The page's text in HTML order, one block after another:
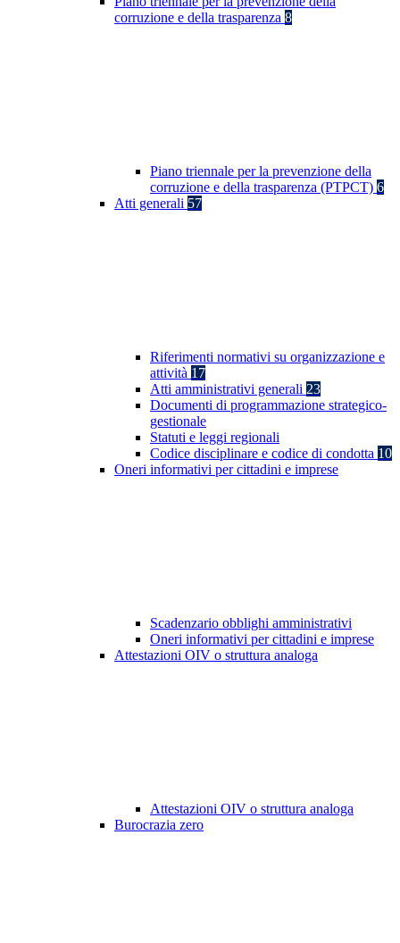
corruzione e della trasparenza 8
Piano triennale per la prevenzione della
corruzione e della trasparenza (PTPCT) 6
Atti generali 57
Riferimenti normativi su organizzazione e
attività 17
Atti amministrativi generali 23
Documenti di programmazione strategico-
gestionale
Statuti e leggi regionali
Codice disciplinare e codice di condotta 10
Oneri informativi per cittadini e imprese
Scadenzario obblighi amministrativi
Oneri informativi per cittadini e imprese
Attestazioni OIV o struttura analoga
Attestazioni OIV o struttura analoga
Burocrazia zero